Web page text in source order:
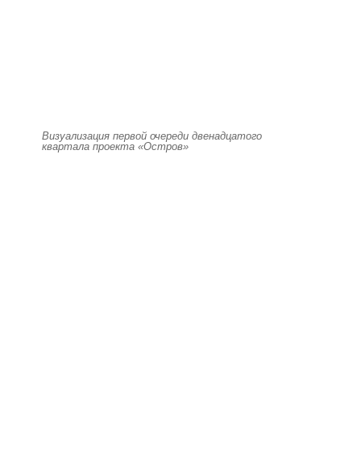
Визуализация первой очереди двенадцатого
квартала проекта «Остров»